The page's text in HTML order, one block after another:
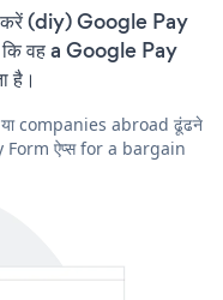
करें (diy) Google Pay
कि वह a Google Pay
है।
या companies abroad ढूंढने
Form ऐप्स for a bargain